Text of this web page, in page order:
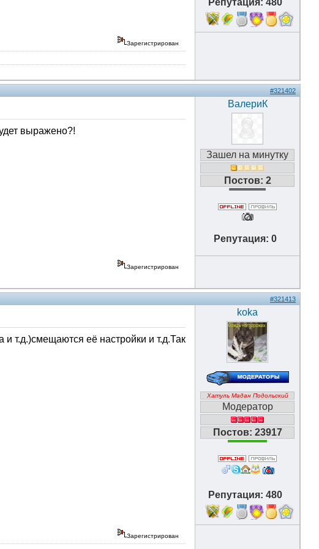
Репутация: 480
18
Зарегистрирован
#321402
выражено?!
ВалериК
Зашел на минутку
Постов: 2
Репутация: 0
Зарегистрирован
#321413
т.д.)смещаются её настройки и т.д.Так
koka
Хатуль Мадан Подольский
Модератор
Постов: 23917
Репутация: 480
18
Зарегистрирован